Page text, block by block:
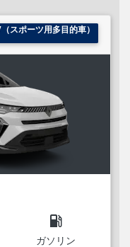
スポーツ用多目的車）
local_gas_station
ガソリン